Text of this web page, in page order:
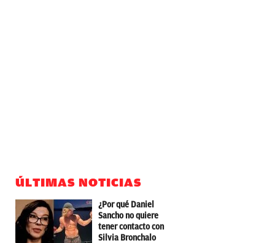
ÚLTIMAS NOTICIAS
¿Por qué Daniel
Sancho no quiere
tener contacto con
Silvia Bronchalo